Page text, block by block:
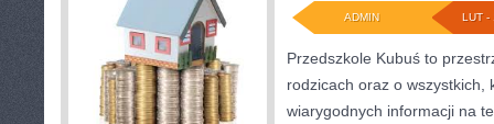
LUT -
ADMIN
Przedszkole Kubuś to
rodzicach oraz o wszystkich,
wiarygodnych informacji na